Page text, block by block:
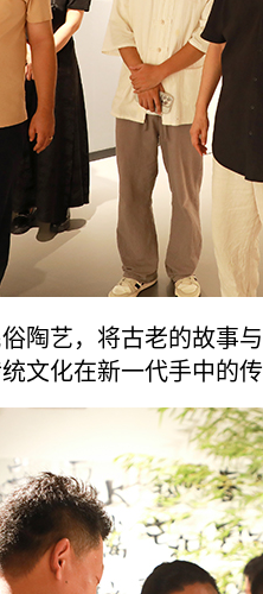
陶艺，将古老的故事
文化在新一代手中的